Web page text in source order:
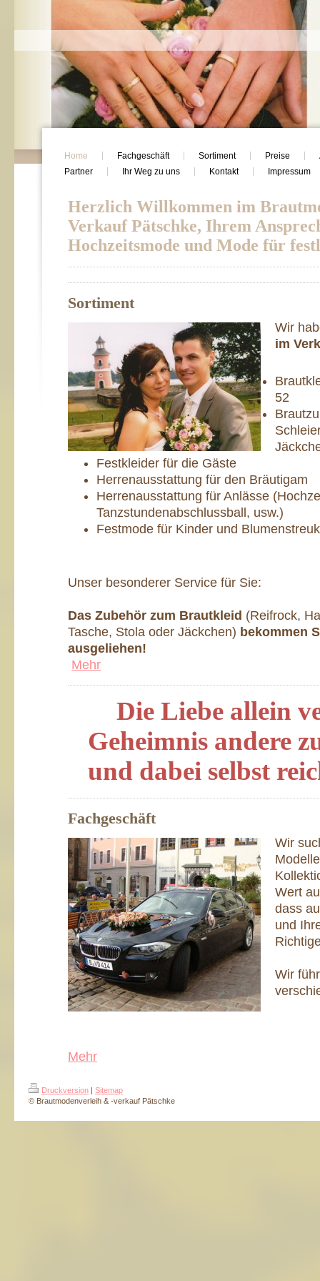
Home Fachgeschäft Sortiment Preise
Partner
Ihr Weg zu uns Kontakt Impressum
Herzlich Willkommen im
Verkauf Pätschke, Ihrem
Hochzeitsmode und Mode für
Sortiment
Wir
im
52
Festkleider für die Gäste
Herrenausstattung für den Bräutigam
Herrenausstattung für Anlässe
Tanzstundenabschlussball, usw.)
Festmode für Kinder und
Unser besonderer Service für Sie:
Das Zubehör zum Brautkleid (Reifrock,
Tasche, Stola oder Jäckchen) bekommen
ausgeliehen!
Mehr
Die Liebe allein
Geheimnis andere
und dabei selbst
Fachgeschäft
Wir
Wert
dass
und
Wir
Mehr
Druckversion | Sitemap
© Brautmodenverleih & -verkauf Pätschke